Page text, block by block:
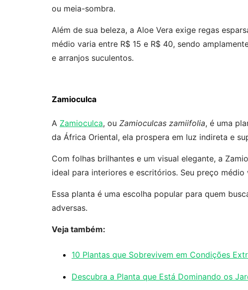
ou meia-sombra.
Além de sua beleza, a Aloe Vera exige regas
médio varia entre R$ 15 e R$ 40, sendo
e arranjos suculentos.
Zamioculca
A Zamioculca, ou Zamioculcas zamiifolia, é uma
da África Oriental, ela prospera em luz indireta e
Com folhas brilhantes e um visual elegante, a
ideal para interiores e escritórios. Seu preço médio
Essa planta é uma escolha popular para quem
adversas.
Veja também:
10 Plantas que Sobrevivem em Condições
Descubra a Planta que Está Dominando os